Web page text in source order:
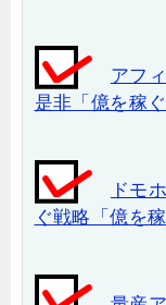
アフ
是非「億を稼
ドモ
ぐ戦略「億を